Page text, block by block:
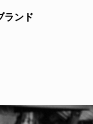
ランド